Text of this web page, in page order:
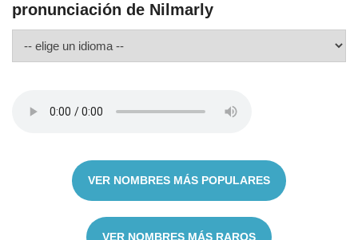
pronunciación de Nilmarly
VER NOMBRES MÁS POPULARES
VER NOMBRES MÁS RAROS